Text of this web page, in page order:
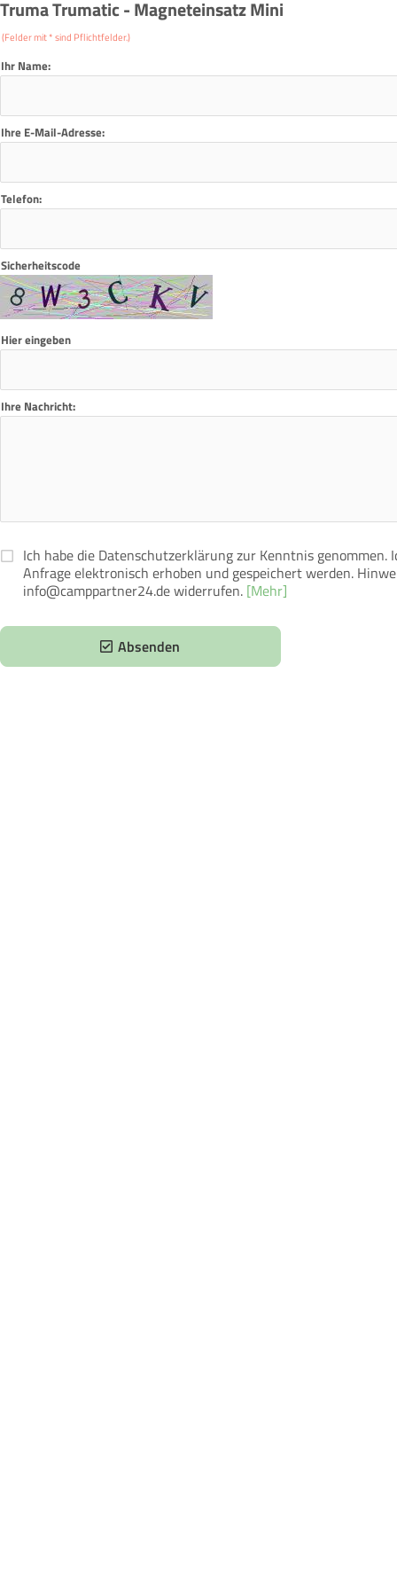
Truma Trumatic - Magneteinsatz Mini
(Felder mit * sind Pflichtfelder.)
Ihr Name:
Ihre E-Mail-Adresse:
Telefon:
Sicherheitscode
Hier eingeben
Ihre Nachricht:
Ich habe die Datenschutzerklärung zur Kenntnis
Anfrage elektronisch erhoben und gespeichert werden.
info@camppartner24.de widerrufen. [Mehr]
Absenden